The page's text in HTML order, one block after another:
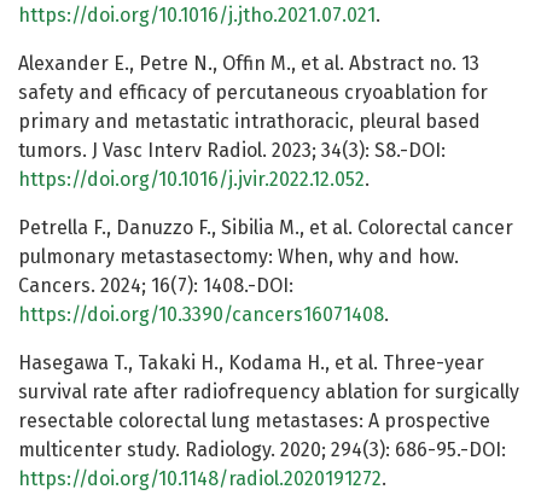
https://doi.org/10.1016/j.jtho.2021.07.021 .
Alexander E., Petre N., Offin M., et al. Abstract no. 13
safety and efficacy of percutaneous cryoablation for
primary and metastatic intrathoracic, pleural based
tumors. J Vasc Interv Radiol. 2023; 34(3): S8.-DOI:
https://doi.org/10.1016/j.jvir.2022.12.052.
Petrella F., Danuzzo F., Sibilia M., et al. Colorectal cancer
pulmonary metastasectomy: When, why and how.
Cancers. 2024; 16(7): 1408.-DOI:
https://doi.org/10.3390/cancers16071408.
Hasegawa T., Takaki H., Kodama H., et al. Three-year
survival rate after radiofrequency ablation for surgically
resectable colorectal lung metastases: A prospective
multicenter study. Radiology. 2020; 294(3): 686-95.-DOI:
https://doi.org/10.1148/radiol.2020191272.